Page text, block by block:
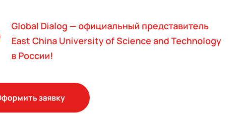
Global Dialog — официальный представитель
East China University of Science and Technology
в России!
заявку